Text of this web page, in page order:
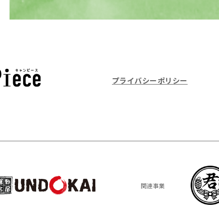
プライバシーポリシー
関連事業